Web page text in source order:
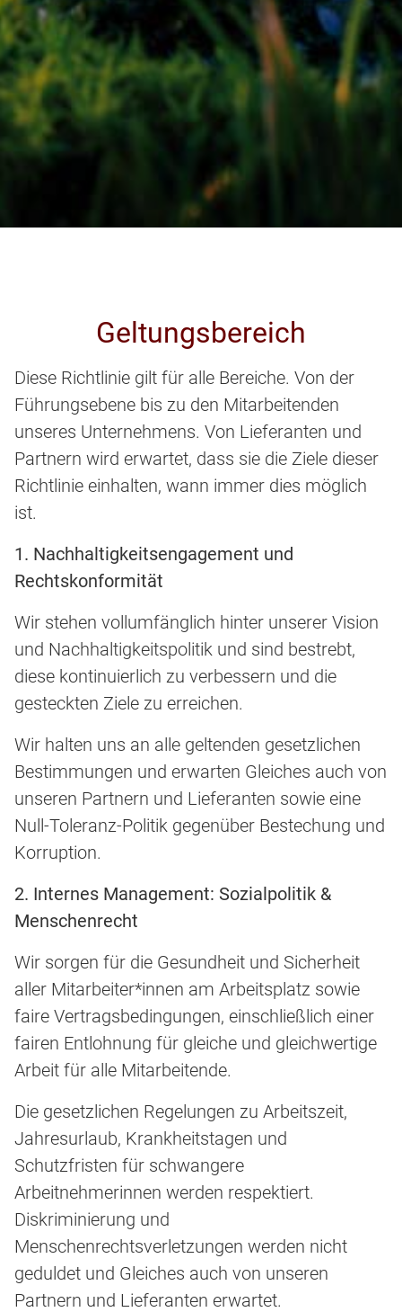
Geltungsbereich
Diese Richtlinie gilt für alle Bereiche. Von der
Führungsebene bis zu den Mitarbeitenden
unseres Unternehmens. Von Lieferanten und
Partnern wird erwartet, dass sie die Ziele dieser
Richtlinie einhalten, wann immer dies möglich
ist.
1. Nachhaltigkeitsengagement und
Rechtskonformität
Wir stehen vollumfänglich hinter unserer Vision
und Nachhaltigkeitspolitik und sind bestrebt,
diese kontinuierlich zu verbessern und die
gesteckten Ziele zu erreichen.
Wir halten uns an alle geltenden gesetzlichen
Bestimmungen und erwarten Gleiches auch von
unseren Partnern und Lieferanten sowie eine
Null-Toleranz-Politik gegenüber Bestechung und
Korruption.
2. Internes Management: Sozialpolitik &
Menschenrecht
Wir sorgen für die Gesundheit und Sicherheit
aller Mitarbeiter*innen am Arbeitsplatz sowie
faire Vertragsbedingungen, einschließlich einer
fairen Entlohnung für gleiche und gleichwertige
Arbeit für alle Mitarbeitende.
Die gesetzlichen Regelungen zu Arbeitszeit,
Jahresurlaub, Krankheitstagen und
Schutzfristen für schwangere
Arbeitnehmerinnen werden respektiert.
Diskriminierung und
Menschenrechtsverletzungen werden nicht
geduldet und Gleiches auch von unseren
Partnern und Lieferanten erwartet.